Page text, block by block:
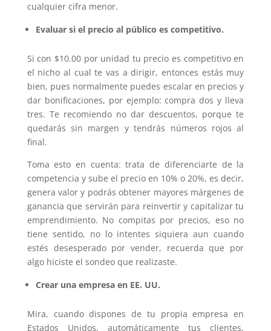
cualquier cifra menor.
Evaluar si el precio al público es competitivo.
Si con $10.00 por unidad tu precio es competitivo en
el nicho al cual te vas a dirigir, entonces estás muy
bien, pues normalmente puedes escalar en precios y
dar bonificaciones, por ejemplo: compra dos y lleva
tres. Te recomiendo no dar descuentos, porque te
quedarás sin margen y tendrás números rojos al
final.
Toma esto en cuenta: trata de diferenciarte de la
competencia y sube el precio en 10% o 20%, es decir,
genera valor y podrás obtener mayores márgenes de
ganancia que servirán para reinvertir y capitalizar tu
emprendimiento. No compitas por precios, eso no
tiene sentido, no lo intentes siquiera aun cuando
estés desesperado por vender, recuerda que por
algo hiciste el sondeo que realizaste.
Crear una empresa en EE. UU.
Mira, cuando dispones de tu propia empresa en
Estados Unidos, automáticamente tus clientes,